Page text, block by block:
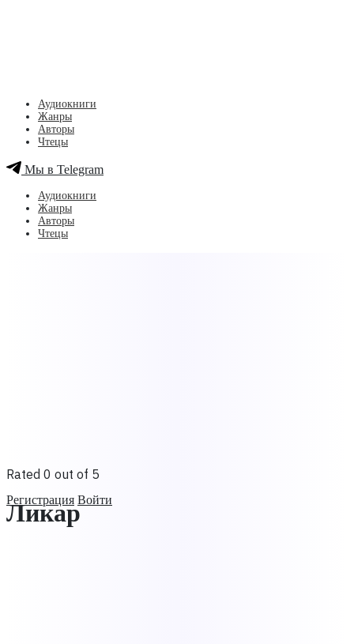
Регистрация Войти
Аудиокниги
Жанры
Авторы
Чтецы
Мы в Telegram
Аудиокниги
Жанры
Авторы
Чтецы
Rated 0 out of 5
Ликар